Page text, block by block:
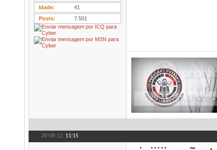
Idade
41
Posts
7.501
28-08-12, 11:15